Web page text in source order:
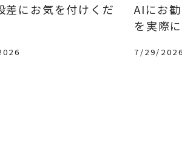
差にお気を付けくだ
AIにお
を実際
7/29/